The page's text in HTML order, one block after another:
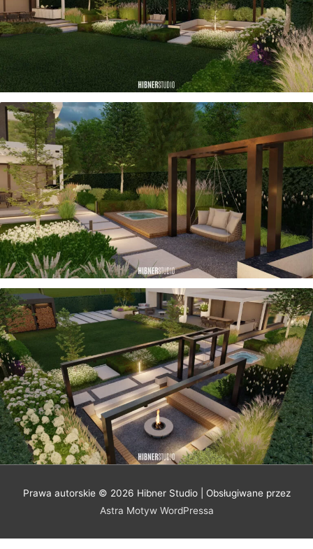
Prawa autorskie © 2026 Hibner Studio| Obsługiwane przez
Astra Motyw WordPressa